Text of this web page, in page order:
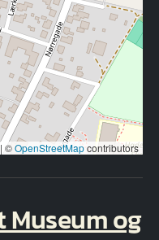
| ©OpenStreetMapcontributors
og